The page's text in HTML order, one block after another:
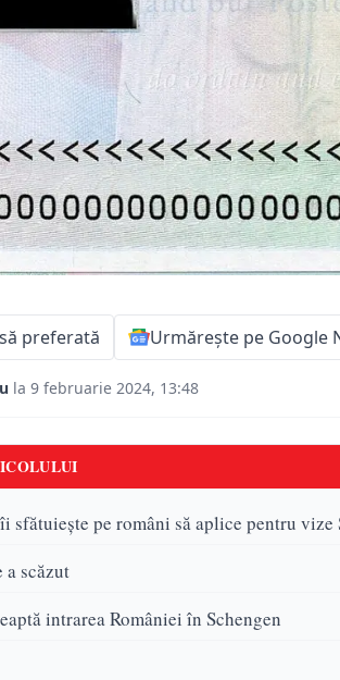
preferată Urmărește pe Google
la 9 februarie 2024, 13:48
sfătuiește pe români să aplice pentru vize
a scăzut
intrarea României în Schengen